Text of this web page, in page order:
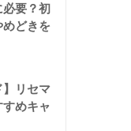
必要？初
どきを
】リセマ
めキャ